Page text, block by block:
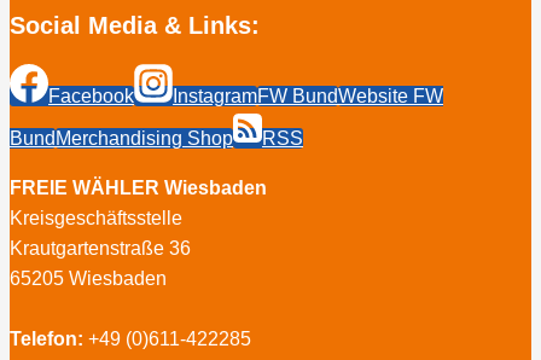
Social Media & Links:
Facebook InstagramFW BundWebsite FW
Bund Merchandising Shop RSS
FREIE WÄHLER Wiesbaden
Kreisgeschäftsstelle
Krautgartenstraße 36
65205 Wiesbaden
Telefon: +49 (0)611-422285